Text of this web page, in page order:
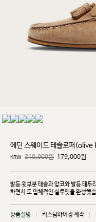
에딘 스웨이드 테슬로퍼
KRW 210,000원 179,000원
발등 윗부분 태슬과 앞코와 발등 테두
하면서 도 입체적인 실루엣을 완성했
상품설명 커스텀마이징 제작